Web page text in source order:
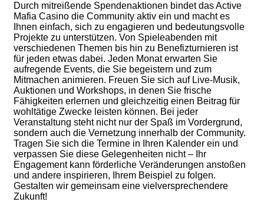
Durch mitreißende Spendenaktionen bindet das Active
Mafia Casino die Community aktiv ein und macht es
Ihnen einfach, sich zu engagieren und bedeutungsvolle
Projekte zu unterstützen. Von Spieleabenden mit
verschiedenen Themen bis hin zu Benefizturnieren ist
für jeden etwas dabei. Jeden Monat erwarten Sie
aufregende Events, die Sie begeistern und zum
Mitmachen animieren. Freuen Sie sich auf Live-Musik,
Auktionen und Workshops, in denen Sie frische
Fähigkeiten erlernen und gleichzeitig einen Beitrag für
wohltätige Zwecke leisten können. Bei jeder
Veranstaltung steht nicht nur der Spaß im Vordergrund,
sondern auch die Vernetzung innerhalb der Community.
Tragen Sie sich die Termine in Ihren Kalender ein und
verpassen Sie diese Gelegenheiten nicht – Ihr
Engagement kann förderliche Veränderungen anstoßen
und andere inspirieren, Ihrem Beispiel zu folgen.
Gestalten wir gemeinsam eine vielversprechendere
Zukunft!